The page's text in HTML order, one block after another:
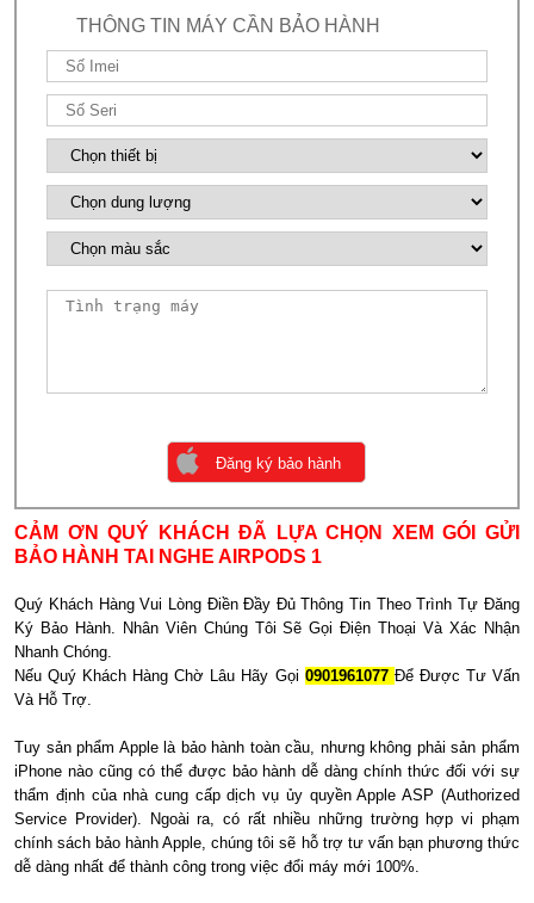
THÔNG TIN MÁY CẦN BẢO HÀNH
CẢM ƠN QUÝ KHÁCH ĐÃ LỰA CHỌN XEM GÓI GỬI
BẢO HÀNH TAI NGHE AIRPODS 1
Quý Khách Hàng Vui Lòng Điền Đầy Đủ Thông Tin Theo Trình Tự Đăng
Ký Bảo Hành. Nhân Viên Chúng Tôi Sẽ Gọi Điện Thoại Và Xác Nhận
Nhanh Chóng.
Nếu Quý Khách Hàng Chờ Lâu Hãy Gọi 0901961077 Để Được Tư Vấn
Và Hỗ Trợ.
Tuy sản phẩm Apple là bảo hành toàn cầu, nhưng không phải sản phẩm
iPhone nào cũng có thể được bảo hành dễ dàng chính thức đối với sự
thẩm định của nhà cung cấp dịch vụ ủy quyền Apple ASP (Authorized
Service Provider). Ngoài ra, có rất nhiều những trường hợp vi phạm
chính sách bảo hành Apple, chúng tôi sẽ hỗ trợ tư vấn bạn phương thức
dễ dàng nhất để thành công trong việc đổi máy mới 100%.